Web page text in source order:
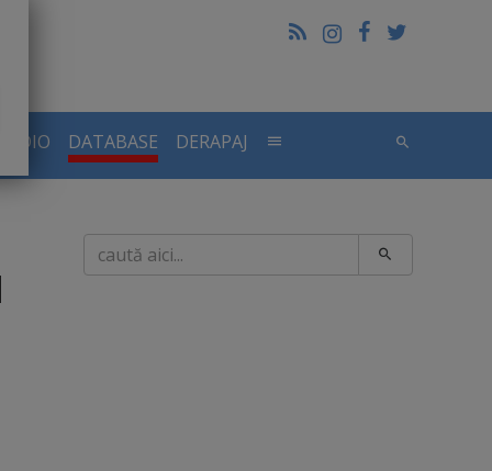
DATABASE DERAPAJ
Caută